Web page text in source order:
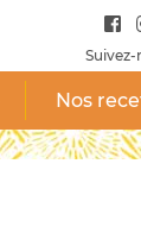
Suivez-
Nos